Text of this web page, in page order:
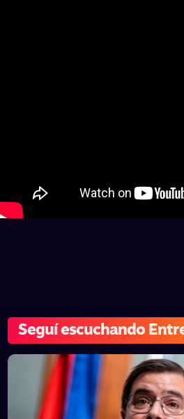
Seguí escuchando